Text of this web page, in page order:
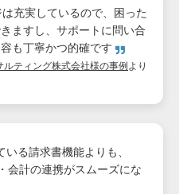
充実しているので、困った
ますし、サポートに問い合
も丁寧かつ的確です
ルティング株式会社様の事例より
る請求書機能よりも、
会計の連携がスムーズにな